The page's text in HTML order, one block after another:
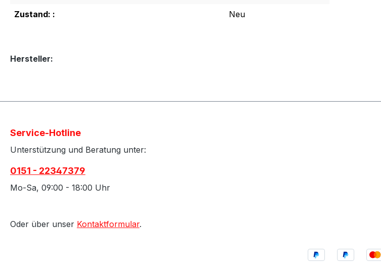
Zustand: :
Neu
Hersteller:
Service-Hotline
Unterstützung und Beratung unter:
0151 - 22347379
Mo-Sa, 09:00 - 18:00 Uhr
Oder über unser Kontaktformular.